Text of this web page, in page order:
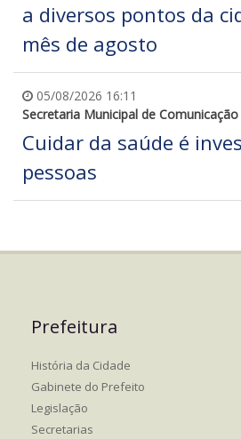
a diversos pontos da
mês de agosto
05/08/2026 16:11
Secretaria Municipal de Comunicação
Cuidar da saúde é
pessoas
Prefeitura
História da Cidade
Gabinete do Prefeito
Legislação
Secretarias